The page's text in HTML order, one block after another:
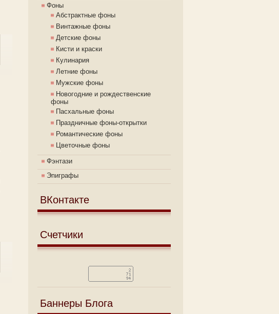
Фоны
Абстрактные фоны
Винтажные фоны
Детские фоны
Кисти и краски
Кулинария
Летние фоны
Мужские фоны
Новогодние и рождественские
фоны
Пасхальные фоны
Праздничные фоны-открытки
Романтические фоны
Цветочные фоны
Фэнтази
Эпиграфы
ВКонтакте
Счетчики
Баннеры Блога